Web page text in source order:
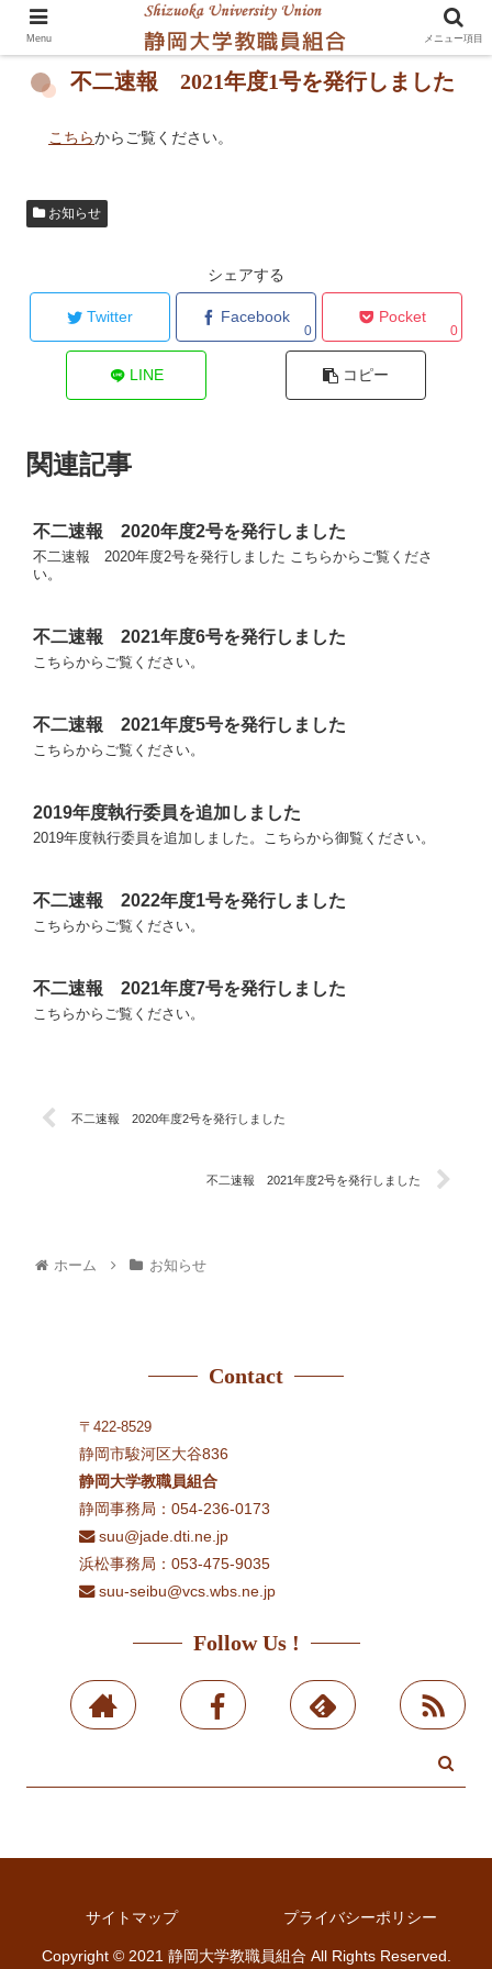
不二速報 2021年度1号を発行しました
こちらからご覧ください。
お知らせ
シェアする
Twitter Facebook
0
Pocket
0
LINE コピー
関連記事
不二速報 2020年度2号を発行しました
不二速報 2020年度2号を発行しました こちらからご覧くださ
い。
不二速報 2021年度6号を発行しました
こちらからご覧ください。
不二速報 2021年度5号を発行しました
こちらからご覧ください。
2019年度執行委員を追加しました
2019年度執行委員を追加しました。こちらから御覧ください。
不二速報 2022年度1号を発行しました
こちらからご覧ください。
不二速報 2021年度7号を発行しました
こちらからご覧ください。
不二速報 2020年度2号を発行しました
不二速報 2021年度2号を発行しました
ホーム お知らせ
Contact
〒422-8529
静岡市駿河区大谷836
静岡大学教職員組合
静岡事務局：054-236-0173
suu@jade.dti.ne.jp
浜松事務局：053-475-9035
suu-seibu@vcs.wbs.ne.jp
Follow Us !
サイトマップ プライバシーポリシー
Copyright © 2021 静岡大学教職員組合 All Rights Reserved.
Menu メニュー項目